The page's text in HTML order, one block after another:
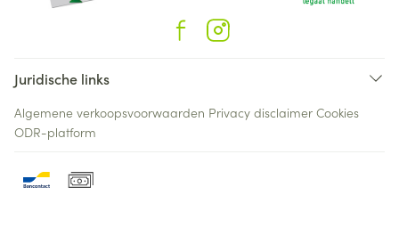
Juridische links
Algemene verkoopsvoorwaarden Privacy disclaimer Cookies
ODR-platform